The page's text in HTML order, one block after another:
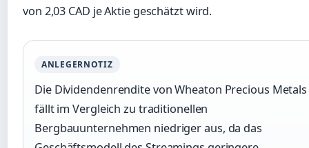
von 2,03 CAD je Aktie geschätzt wird.
ANLEGERNOTIZ
Die Dividendenrendite von Wheaton Precious Metals
fällt im Vergleich zu traditionellen
Bergbauunternehmen niedriger aus, da das